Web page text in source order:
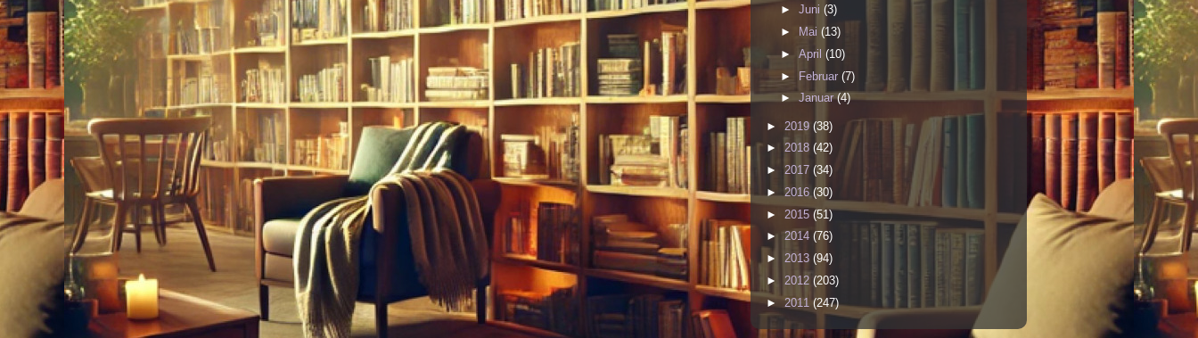
► Juni (3)
►
Mai (13)
► April (10)
► Februar (7)
► Januar(4)
► 2019 (38)
► 2018 (42)
► 2017 (34)
► 2016 (30)
► 2015 (51)
► 2014 (76)
► 2013 (94)
► 2012 (203)
►2011(247)